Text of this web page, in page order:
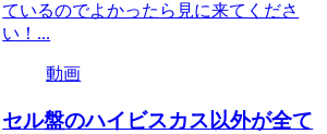
ているのでよかったら見に来てくださ
い！...
動画
セル盤のハイビスカス以外が全て